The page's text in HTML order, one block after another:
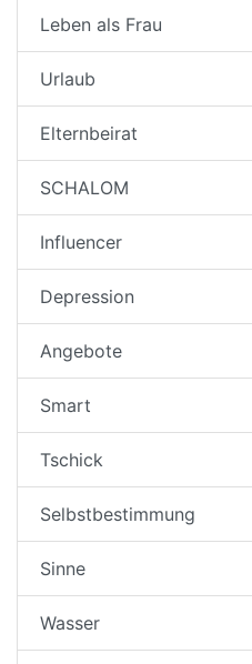
Leben als Frau
Urlaub
Elternbeirat
SCHALOM
Influencer
Depression
Angebote
Smart
Tschick
Selbstbestimmung
Sinne
Wasser